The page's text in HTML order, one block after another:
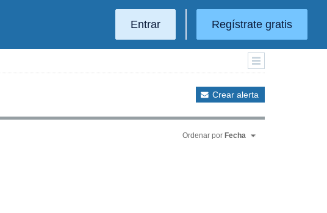
Entrar Regístrate gratis
Crear alerta
Ordenar por Fecha